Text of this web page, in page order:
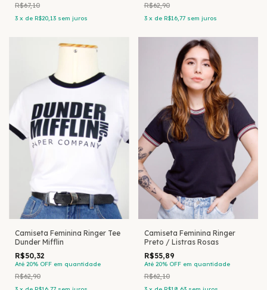
R$67,10
3 x de R$20,13 sem juros
R$62,90
3 x de R$16,77 sem juros
Camiseta Feminina Ringer Tee
Dunder Mifflin
R$50,32
Até 20% OFF em quantidade
R$62,90
Camiseta Feminina Ringer
Preto / Listras Rosas
R$55,89
Até 20% OFF em quantidade
R$62,10